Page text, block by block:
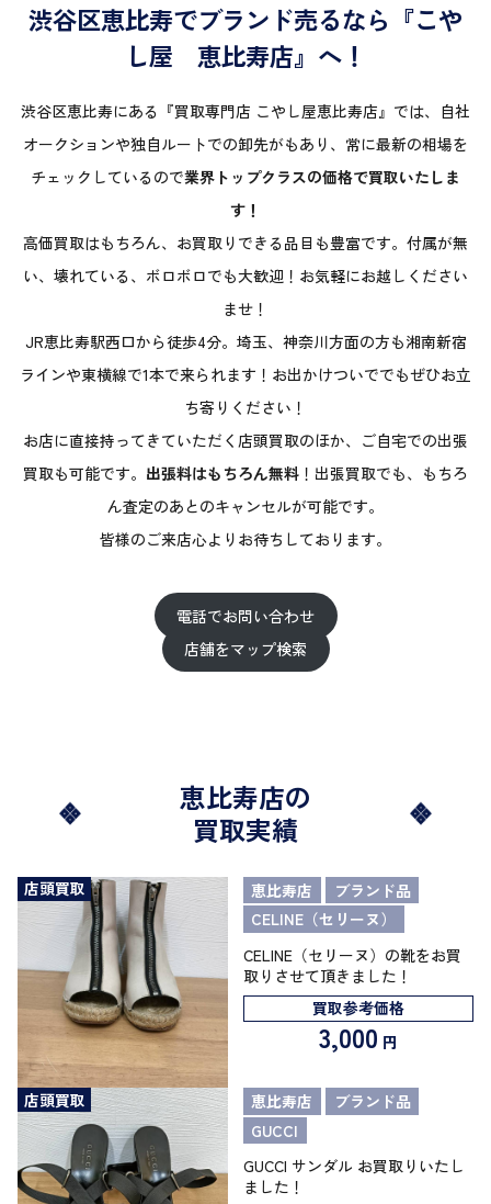
渋谷区恵比寿でブランド売るなら『こや
し屋 恵比寿店』へ！
渋谷区恵比寿にある『買取専門店 こやし屋恵比寿店』では、自社
オークションや独自ルートでの卸先がもあり、常に最新の相場を
チェックしているので業界トップクラスの価格で買取いたしま
す！
高価買取はもちろん、お買取りできる品目も豊富です。付属が無
い、壊れている、ボロボロでも大歓迎！お気軽にお越しください
ませ！
JR恵比寿駅西口から徒歩4分。埼玉、神奈川方面の方も湘南新宿
ラインや東横線で1本で来られます！お出かけついででもぜひお立
ち寄りください！
お店に直接持ってきていただく店頭買取のほか、ご自宅での出張
買取も可能です。 出張料はもちろん無料 ！出張買取でも、もちろ
ん査定のあとのキャンセルが可能です。
皆様のご来店心よりお待ちしております。
電話でお問い合わせ
店舗をマップ検索
恵比寿店の
買取実績
店頭買取 恵比寿店
ブランド品
CELINE（セリーヌ）
CELINE（セリーヌ）の靴をお買
取りさせて頂きました！
買取参考価格
3,000 円
店頭買取 恵比寿店
ブランド品
GUCCI
GUCCI サンダル お買取りいたし
ました！